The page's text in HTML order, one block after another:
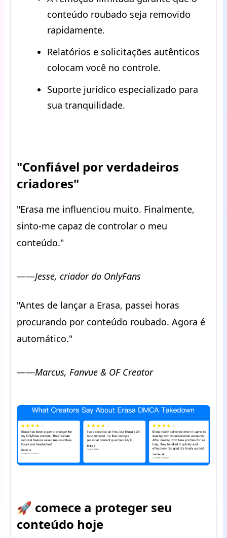
conteúdo roubado seja removido
rapidamente.
Relatórios e solicitações autênticos
colocam você no controle.
Suporte jurídico especializado para
sua tranquilidade.
"Confiável por verdadeiros
criadores"
"Erasa me influenciou muito. Finalmente,
sinto-me capaz de controlar o meu
conteúdo."
——Jesse, criador do OnlyFans
"Antes de lançar a Erasa, passei horas
procurando por conteúdo roubado. Agora é
automático."
——Marcus, Fanvue & OF Creator
🚀 comece a proteger seu
conteúdo hoje